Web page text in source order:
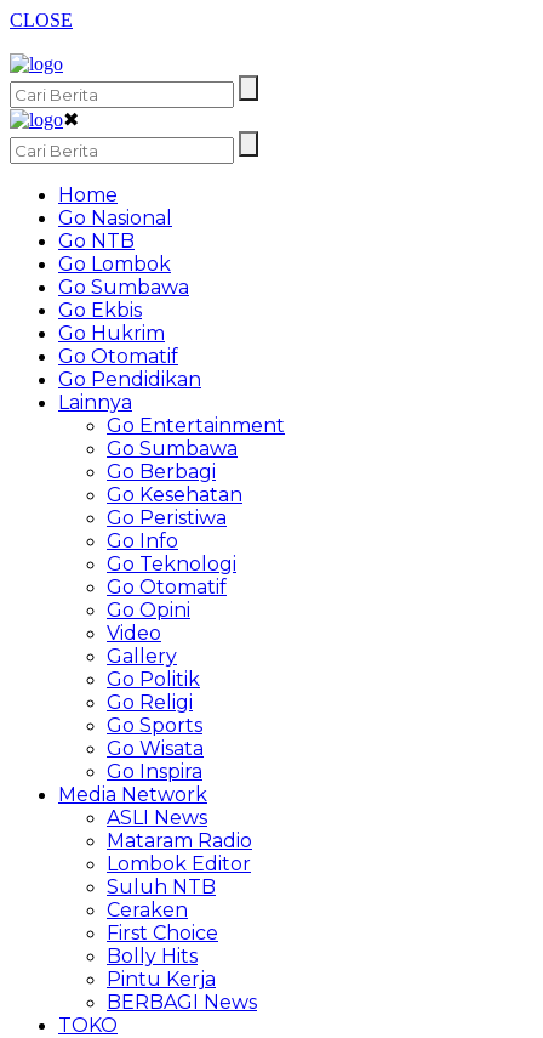
CLOSE
✖
Home
Go Nasional
Go NTB
Go Lombok
Go Sumbawa
Go Ekbis
Go Hukrim
Go Otomatif
Go Pendidikan
Lainnya
Go Entertainment
Go Sumbawa
Go Berbagi
Go Kesehatan
Go Peristiwa
Go Info
Go Teknologi
Go Otomatif
Go Opini
Video
Gallery
Go Politik
Go Religi
Go Sports
Go Wisata
Go Inspira
Media Network
ASLI News
Mataram Radio
Lombok Editor
Suluh NTB
Ceraken
First Choice
Bolly Hits
Pintu Kerja
BERBAGI News
TOKO